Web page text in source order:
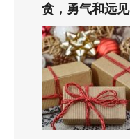
贪，勇气和远见